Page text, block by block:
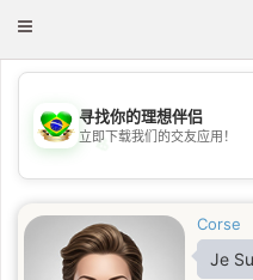
Toggle
💖
寻找你的理想伴侣
立即下载我们的交友应用！
Corse